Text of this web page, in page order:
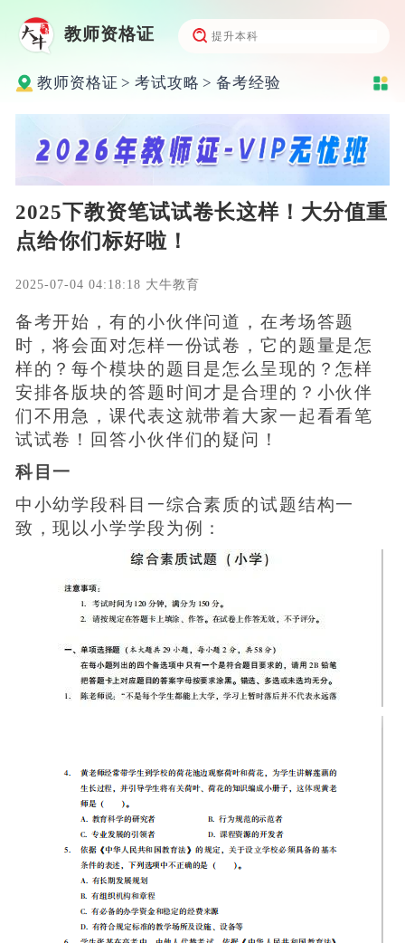
教师资格证
教师资格证 > 考试攻略 > 备考经验
2025下教资笔试试卷长这样！大分值重
点给你们标好啦！
2025-07-04 04:18:18 大牛教育
备考开始，有的小伙伴问道，在考场答题
时，将会面对怎样一份试卷，它的题量是怎
样的？每个模块的题目是怎么呈现的？怎样
安排各版块的答题时间才是合理的？小伙伴
们不用急，课代表这就带着大家一起看看笔
试试卷！回答小伙伴们的疑问！
科目一
中小幼学段科目一综合素质的试题结构一
致，现以小学学段为例：